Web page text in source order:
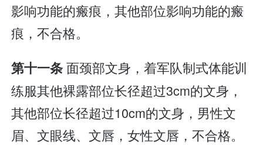
影响功能的瘢痕，其他部位影响功能的瘢
痕，不合格。
第十一条面颈部文身，着军队制式体能训
练服其他裸露部位长径超过3cm的文身，
其他部位长径超过10cm的文身，男性文
眉、文眼线、文唇，女性文唇，不合格。